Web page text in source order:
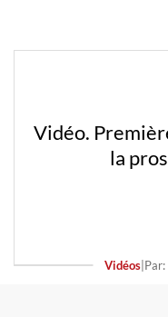
Vidéo.
la
Vidéos|